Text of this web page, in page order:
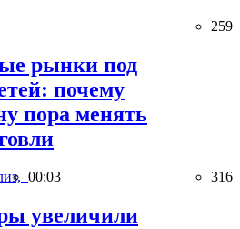
259
рынки под
почему
пора менять
00:03 316
увеличили